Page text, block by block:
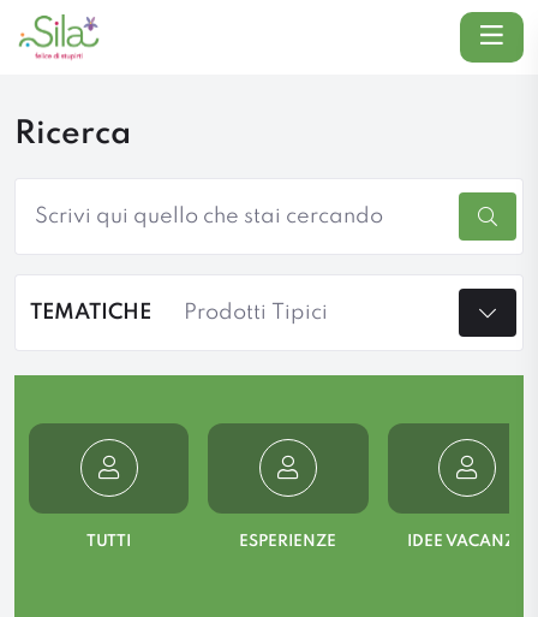
Menu
Ricerca
Cerca
TEMATICHE
TUTTI ESPERIENZE IDEE VACANZA